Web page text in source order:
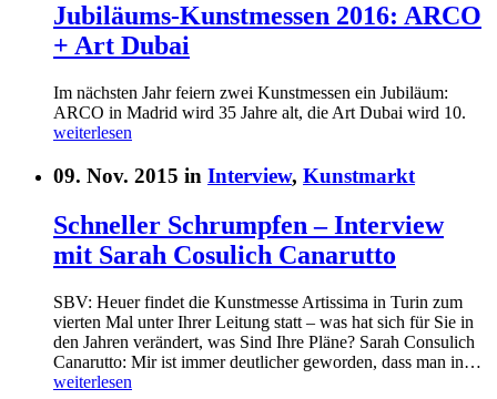
Jubiläums-Kunstmessen 2016: ARCO
+ Art Dubai
Im nächsten Jahr feiern zwei Kunstmessen ein Jubiläum:
ARCO in Madrid wird 35 Jahre alt, die Art Dubai wird 10.
weiterlesen
09. Nov. 2015 in Interview, Kunstmarkt
Schneller Schrumpfen – Interview
mit Sarah Cosulich Canarutto
SBV: Heuer findet die Kunstmesse Artissima in Turin zum
vierten Mal unter Ihrer Leitung statt – was hat sich für Sie in
den Jahren verändert, was Sind Ihre Pläne? Sarah Consulich
Canarutto: Mir ist immer deutlicher geworden, dass man in…
weiterlesen